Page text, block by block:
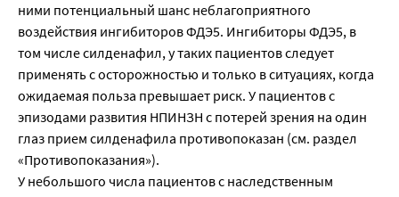
ними потенциальный шанс неблагоприятного
воздействия ингибиторов ФДЭ5. Ингибиторы ФДЭ5, в
том числе силденафил, у таких пациентов следует
применять с осторожностью и только в ситуациях, когда
ожидаемая польза превышает риск. У пациентов с
эпизодами развития НПИНЗН с потерей зрения на один
глаз прием силденафила противопоказан (см. раздел
«Противопоказания»).
У небольшого числа пациентов с наследственным